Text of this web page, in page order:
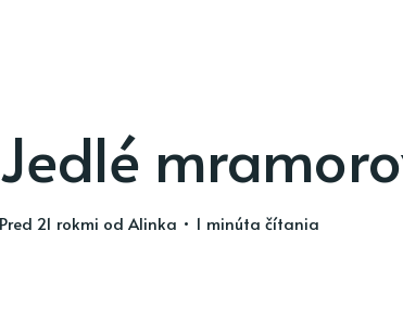
Jedlé
pred 21 rokmi od Alinka • 1 minúta čítania